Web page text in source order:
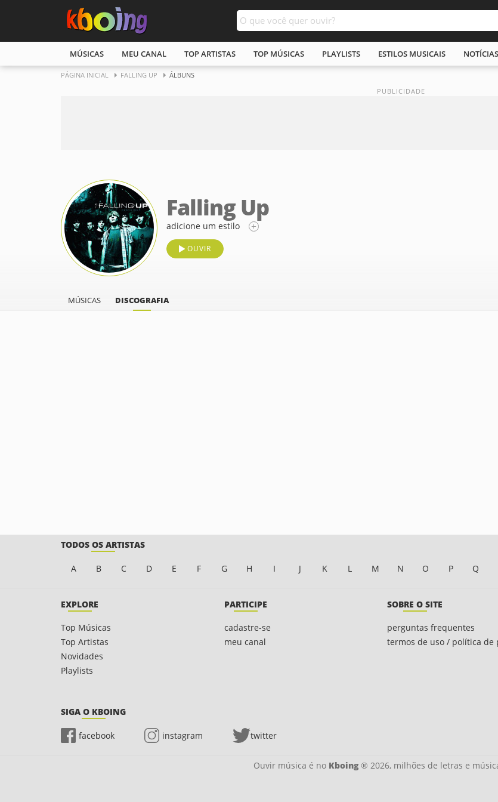
MÚSICAS MEU CANAL TOP ARTISTAS TOP MÚSICAS PLAYLISTS ESTILOS MUSICAIS NOTÍCIAS
PÁGINA INICIAL FALLING UP ÁLBUNS
Falling Up
adicione um estilo
OUVIR
MÚSICAS DISCOGRAFIA
TODOS OS ARTISTAS
A B C D E F G H I J K L M N O P Q
EXPLORE
Top Músicas
Top Artistas
Novidades
Playlists
PARTICIPE
cadastre-se
meu canal
SOBRE O SITE
perguntas frequentes
termos de uso / política de
SIGA O KBOING
facebook instagram twitter
Ouvir música é no Kboing® 2026, milhões de letras e